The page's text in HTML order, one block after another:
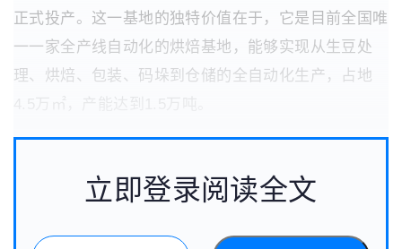
正式投产。这一基地的独特价值在于，它是目前全国唯
一一家全产线自动化的烘焙基地，能够实现从生豆处
理、烘焙、包装、码垛到仓储的全自动化生产，占地
立即登录阅读全文